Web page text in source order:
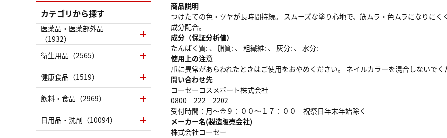
商品説明
つけたての色・ツヤが長時間持続。 スムーズな塗り心地で、筋ムラ・色ムラになりに
成分配合。
成分（保証分析値）
たんぱく質: 、 脂質: 、 粗繊維: 、 灰分: 、 水分:
使用上の注意
爪に異常があらわれたときはご使用をおやめください。 ネイルカラーを混合しないで
問い合わせ先
コーセーコスメポート株式会社
0800‐222‐2202
受付時間：月～金９：００～１７：００ 祝祭日年末年始除く
メーカー名(製造販売会社)
株式会社コーセー
カテゴリから探す
医薬品・医薬部外品
（1932）
衛生用品（2565）
健康食品（1519）
飲料・食品（2969）
日用品・洗剤（10094）